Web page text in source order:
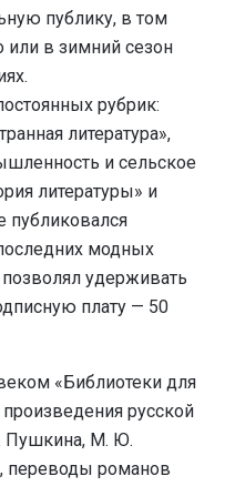
публику, в том
или в зимний сезон
рубрик:
литература»,
и сельское
литературы» и
публиковался
модных
удерживать
плату — 50
«Библиотеки для
русской
Пушкина, М. Ю.
переводы романов